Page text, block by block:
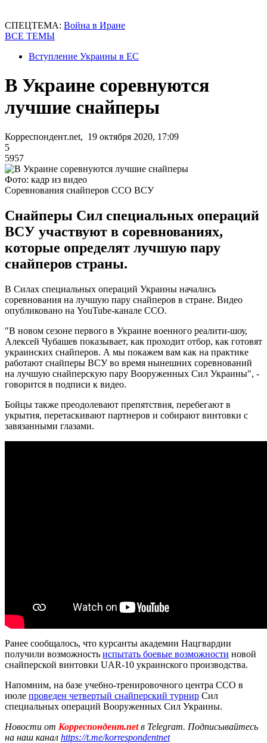
СПЕЦТЕМА: Война в Иране
ВСЕ ТЕМЫ
Вступление Украины в ЕС
В Украине соревнуются
лучшие снайперы
Корреспондент.net, 19 октября 2020, 17:09
5
5957
Фото: кадр из видео
Соревнования снайперов ССО ВСУ
Снайперы Сил специальных операций
ВСУ участвуют в соревнованиях,
которые определят лучшую пару
снайперов страны.
В Силах специальных операций Украины начались
соревнования на лучшую пару снайперов в стране. Видео
опубликовано на YouTube-канале ССО.
"В новом сезоне первого в Украине военного реалити-шоу,
Алексей Чубашев показывает, как проходит отбор, как готовят
украинских снайперов. А мы покажем вам как на практике
работают снайперы ВСУ во время нынешних соревнований
на лучшую снайперскую пару Вооруженных Сил Украины", -
говорится в подписи к видео.
Бойцы также преодолевают препятствия, перебегают в
укрытия, перетаскивают партнеров и собирают винтовки с
завязанными глазами.
Ранее сообщалось, что курсанты академии Нацгвардии
получили возможность испытать боевые возможности новой
снайперской винтовки UAR-10 украинского производства.
Напомним, на базе учебно-тренировочного центра ССО в
июле проведен четвертый снайперский турнир Сил
специальных операций Вооруженных Сил Украины.
Новости от Корреспондент.netв Telegram. Подписывайтесь
на наш канал https://t.me/korrespondentnet